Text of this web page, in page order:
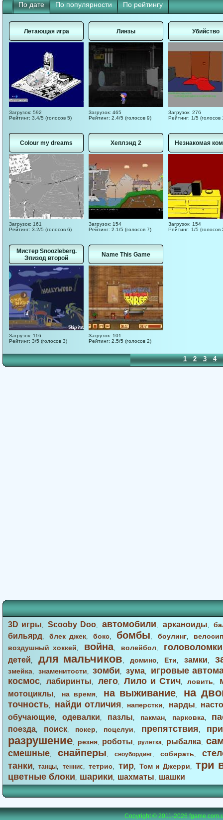
По дате По популярности По рейтингу
Летающая игра
Загрузок: 592
Рейтинг: 3.4/5 (голосов 5)
Линзы
Загрузок: 465
Рейтинг: 2.4/5 (голосов 9)
Убийство
Загрузок: 276
Рейтинг: 1/5 (голосов
Colour my dreams
Загрузок: 161
Рейтинг: 3.2/5 (голосов 6)
Хеплэнд 2
Загрузок: 154
Рейтинг: 2.1/5 (голосов 7)
Незнакомая
Загрузок: 154
Рейтинг: 1/5 (голосов
Мистер Snoozleberg.
Эпизод второй
Загрузок: 116
Рейтинг: 3/5 (голосов 3)
Name This Game
Загрузок: 101
Рейтинг: 2.5/5 (голосов 2)
1 2 3 4
3D игры,Scooby Doo,автомобили, арканоиды,
бильярд,блек джек,бокс, бомбы, боулинг,
воздушный хоккей, война, волейбол, головоломки
детей, для мальчиков, домино, Ети, замки,
змейка, знаменитости,зомби, зума,
игровые
космос, лабиринты, лего,Лило и Стич,ловить,
мотоциклы, на время, на выживание, на
точность, найди отличия, наперстки, нарды,
обучающие, одевалки, пазлы, пакман, парковка,
поезда, поиск, покер, поцелуи, препятствия,
разрушение, резня, роботы, рулетка, рыбалка,
смешные, снайперы, сноубординг, собирать,
танки,танцы, теннис,тетрис, тир,Том и Джерри, три
цветные блоки, шарики, шахматы, шашки
Copyright © 2011-2026